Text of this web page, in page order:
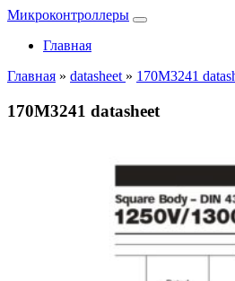
Микроконтроллеры
Главная
Главная » datasheet » 170M3241
170M3241 datasheet